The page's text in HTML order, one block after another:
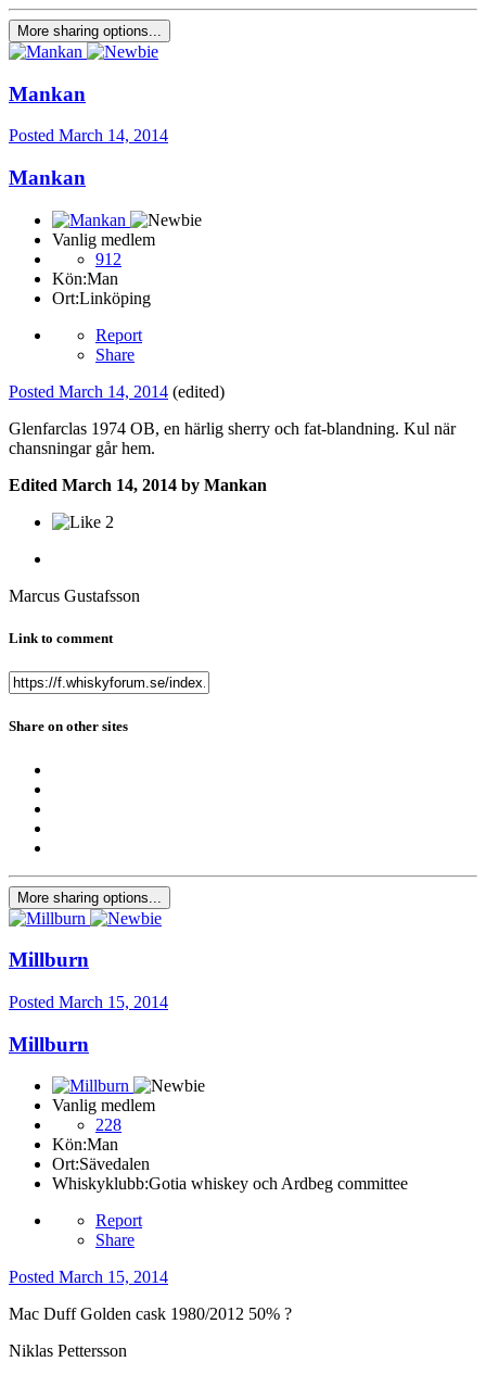
More sharing options...
Mankan
Posted March 14, 2014
Mankan
Vanlig medlem
912
Kön:Man
Ort:Linköping
Report
Share
Posted March 14, 2014 (edited)
Glenfarclas 1974 OB, en härlig sherry och fat-blandning. Kul när
chansningar går hem.
Edited March 14, 2014 by Mankan
2
Marcus Gustafsson
Link to comment
Share on other sites
More sharing options...
Millburn
Posted March 15, 2014
Millburn
Vanlig medlem
228
Kön:Man
Ort:Sävedalen
Whiskyklubb:Gotia whiskey och Ardbeg committee
Report
Share
Posted March 15, 2014
Mac Duff Golden cask 1980/2012 50% ?
Niklas Pettersson